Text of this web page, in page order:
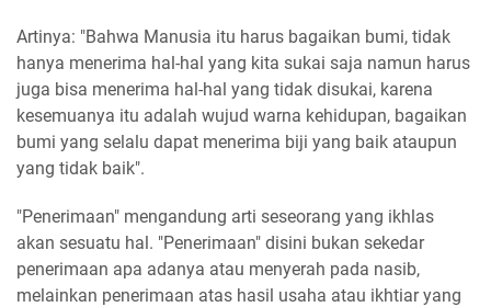
Artinya: "Bahwa Manusia itu harus bagaikan bumi, tidak
hanya menerima hal-hal yang kita sukai saja namun harus
juga bisa menerima hal-hal yang tidak disukai, karena
kesemuanya itu adalah wujud warna kehidupan, bagaikan
bumi yang selalu dapat menerima biji yang baik ataupun
yang tidak baik".
"Penerimaan" mengandung arti seseorang yang ikhlas
akan sesuatu hal. "Penerimaan" disini bukan sekedar
penerimaan apa adanya atau menyerah pada nasib,
melainkan penerimaan atas hasil usaha atau ikhtiar yang